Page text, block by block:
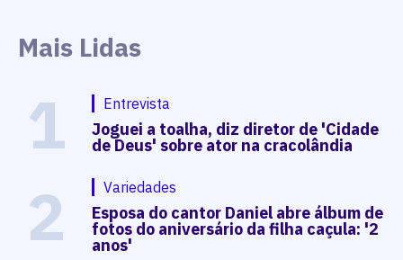
Mais Lidas
1 Entrevista
Joguei a toalha, diz diretor de 'Cidade
de Deus' sobre ator na cracolândia
2 Variedades
Esposa do cantor Daniel abre álbum de
fotos do aniversário da filha caçula: '2
anos'